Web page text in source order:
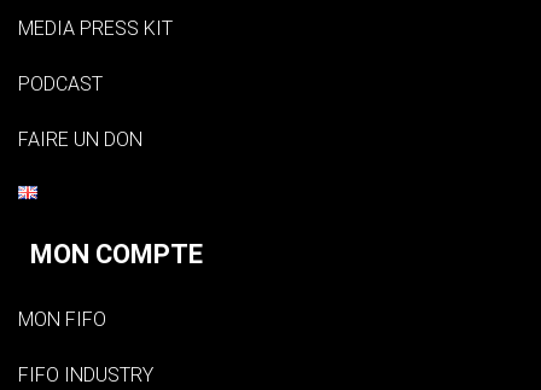
MEDIA PRESS KIT
PODCAST
FAIRE UN DON
MON COMPTE
MON FIFO
FIFO INDUSTRY